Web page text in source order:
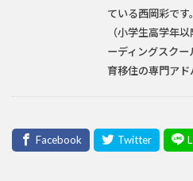
ている西岡彩で
（小学生高学年
ーディングスク
育移住の専門ア